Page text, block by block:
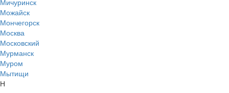
Мичуринск
Можайск
Мончегорск
Москва
Московский
Мурманск
Муром
Мытищи
Н